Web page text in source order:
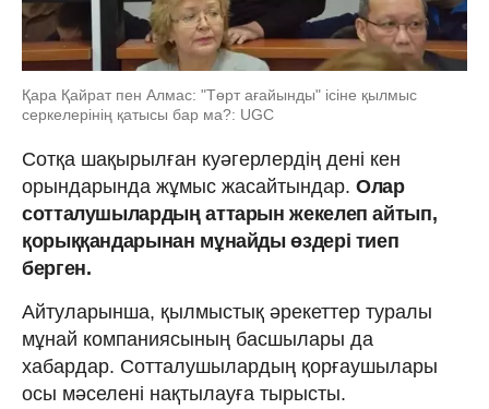
Қара Қайрат пен Алмас: "Төрт ағайынды" ісіне қылмыс
серкелерінің қатысы бар ма?: UGC
Сотқа шақырылған куәгерлердің дені кен
орындарында жұмыс жасайтындар. Олар
сотталушылардың аттарын жекелеп айтып,
қорыққандарынан мұнайды өздері тиеп
берген.
Айтуларынша, қылмыстық әрекеттер туралы
мұнай компаниясының басшылары да
хабардар. Сотталушылардың қорғаушылары
осы мәселені нақтылауға тырысты.